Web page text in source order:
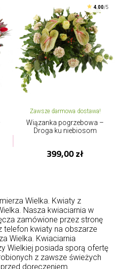
4.00/5
Zawsze darmowa dostawa!
Wiązanka pogrzebowa –
Droga ku niebiosom
399,00 zł
Wielka. Kwiaty z
Nasza kwiaciarnia w
zamówione przez stronę
telefon kwiaty na obszarze
Wielka. Kwiaciarnia
Wielkiej posiada sporą ofertę
z zawsze świeżych
doręczeniem.